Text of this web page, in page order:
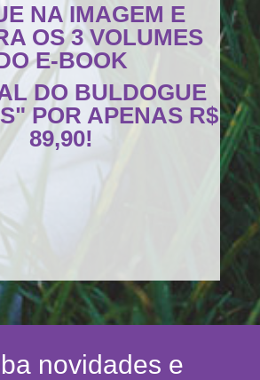
NA IMAGEM E
OS 3 VOLUMES
E-BOOK
DO BULDOGUE
POR APENAS R$
89,90!
novidades e